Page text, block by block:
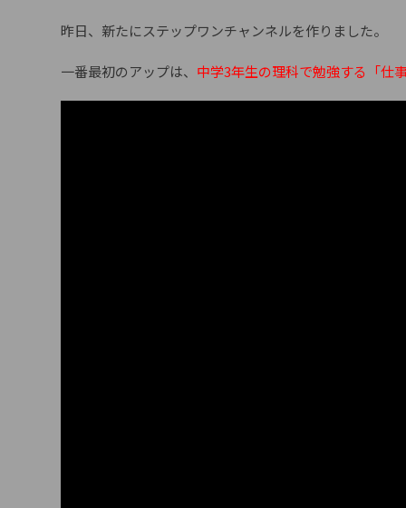
昨日、新たにステップワンチャンネルを作りました。
一番最初のアップは、 中学3年生の理科で勉強する「仕事